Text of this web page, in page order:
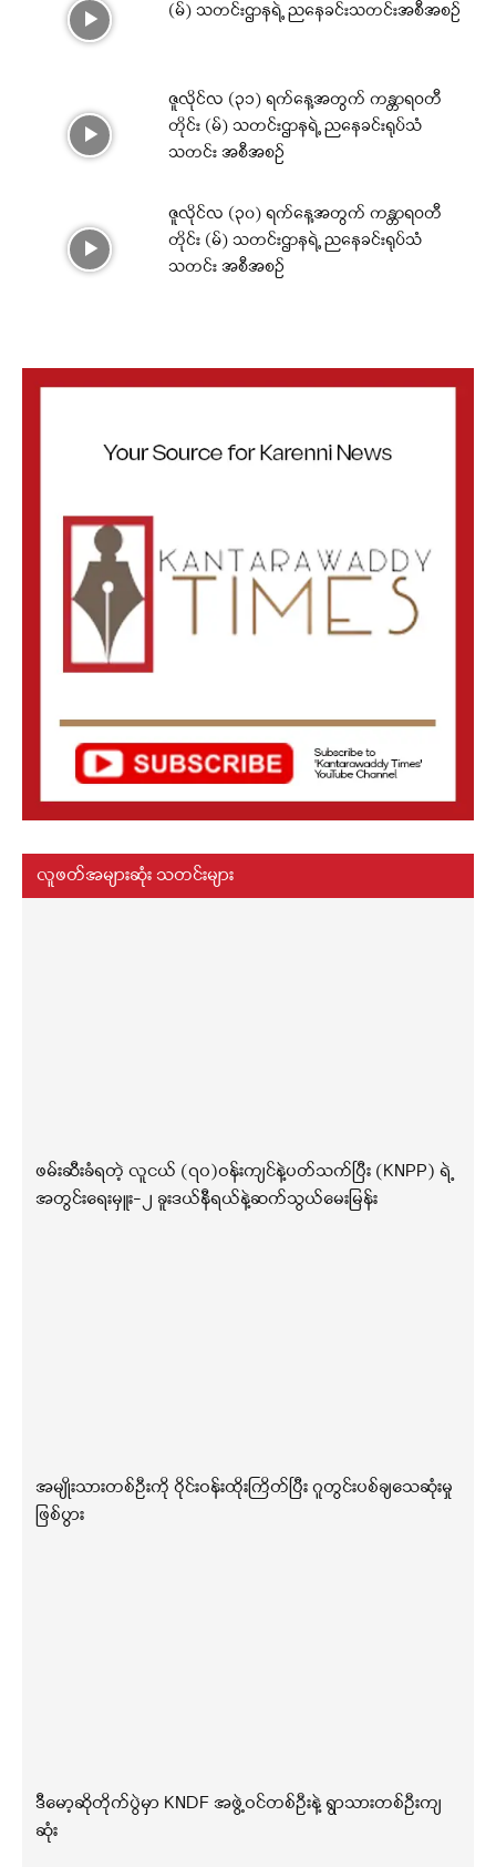
(မ်) သတင်းဌာနရဲ့ ညနေခင်းသတင်းအစီအစဉ်
ဇူလိုင်လ (၃၁) ရက်နေ့အတွက် ကန္တာရဝတီ
တိုင်း (မ်) သတင်းဌာနရဲ့ ညနေခင်းရုပ်သံ
သတင်း အစီအစဉ်
ဇူလိုင်လ (၃၀) ရက်နေ့အတွက် ကန္တာရဝတီ
တိုင်း (မ်) သတင်းဌာနရဲ့ ညနေခင်းရုပ်သံ
သတင်း အစီအစဉ်
လူဖတ်အများဆုံး သတင်းများ
ဖမ်းဆီးခံရတဲ့ လူငယ် (၇၀)ဝန်းကျင်နဲ့ပတ်သက်ပြီး (KNPP) ရဲ့
အတွင်းရေးမှူး-၂ ခူးဒယ်နီရယ်နဲ့ဆက်သွယ်မေးမြန်း
အမျိုးသားတစ်ဦးကို ဝိုင်းဝန်းထိုးကြိတ်ပြီး ဂူတွင်းပစ်ချသေဆုံးမှု
ဖြစ်ပွား
ဒီမော့ဆိုတိုက်ပွဲမှာ KNDF အဖွဲ့ဝင်တစ်ဦးနဲ့ ရွာသားတစ်ဦးကျ
ဆုံး